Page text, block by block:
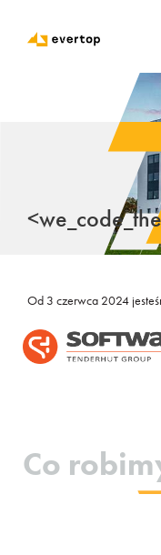
Od 3 czerwca 2024
Co